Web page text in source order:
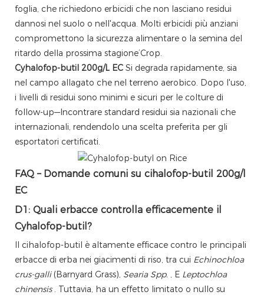
foglia, che richiedono erbicidi che non lasciano residui
dannosi nel suolo o nell'acqua. Molti erbicidi più anziani
compromettono la sicurezza alimentare o la semina del
ritardo della prossima stagione’Crop.
Cyhalofop-butil 200g/L EC Si degrada rapidamente, sia
nel campo allagato che nel terreno aerobico. Dopo l'uso,
i livelli di residui sono minimi e sicuri per le colture di
follow-up—Incontrare standard residui sia nazionali che
internazionali, rendendolo una scelta preferita per gli
esportatori certificati.
FAQ – Domande comuni su cihalofop-butil 200g/l
EC
D1: Quali erbacce controlla efficacemente il
Cyhalofop-butil?
Il cihalofop-butil è altamente efficace contro le principali
erbacce di erba nei giacimenti di riso, tra cui Echinochloa
crus-galli(Barnyard Grass), Searia Spp. , E Leptochloa
chinensis . Tuttavia, ha un effetto limitato o nullo su